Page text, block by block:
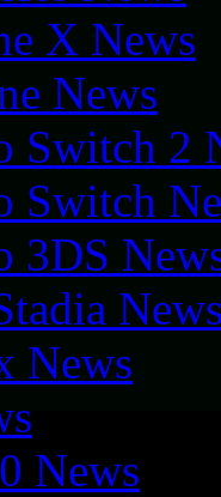
X News
News
Switch 2
Switch
3DS
News
News